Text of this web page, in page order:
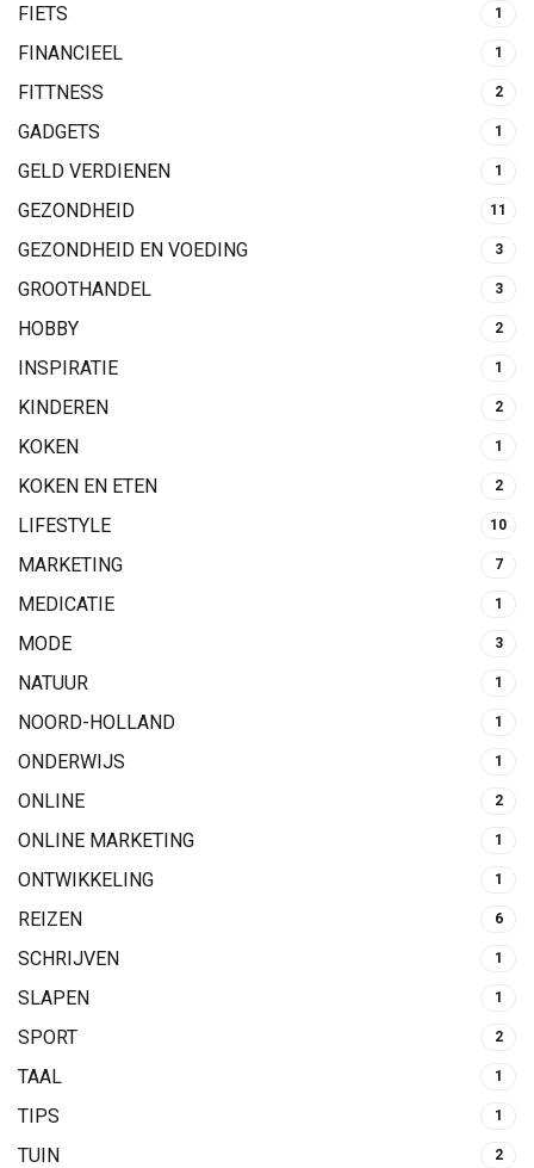
FIETS 1
FINANCIEEL 1
FITTNESS 2
GADGETS 1
GELD VERDIENEN 1
GEZONDHEID 11
GEZONDHEID EN VOEDING 3
GROOTHANDEL 3
HOBBY 2
INSPIRATIE 1
KINDEREN 2
KOKEN 1
KOKEN EN ETEN 2
LIFESTYLE 10
MARKETING 7
MEDICATIE 1
MODE 3
NATUUR 1
NOORD-HOLLAND 1
ONDERWIJS 1
ONLINE 2
ONLINE MARKETING 1
ONTWIKKELING 1
REIZEN 6
SCHRIJVEN 1
SLAPEN 1
SPORT 2
TAAL 1
TIPS 1
TUIN 2